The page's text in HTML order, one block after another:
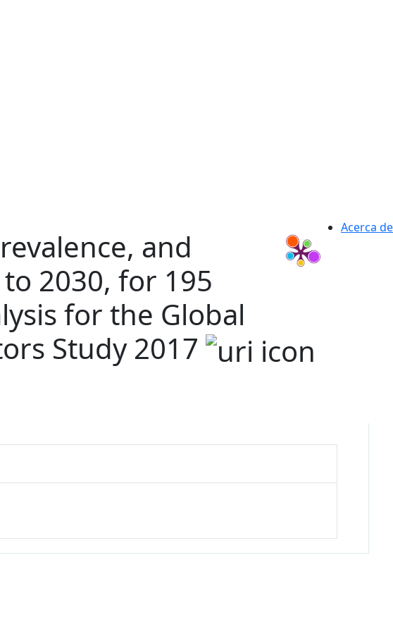
Acerca de
and
2030, for 195
for the Global
Study 2017